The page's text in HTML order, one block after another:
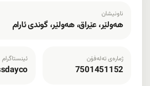
ناونیشان
هەولێر، عێراق، هەولێر، گوندی ئارام
ژمارەی تەلەفۆن
7501451152
ئینستاگرام